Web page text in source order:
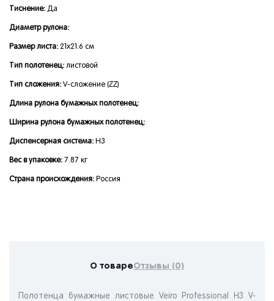
Тиснение: Да
Диаметр рулона:
Размер листа: 21x21.6 см
Тип полотенец: листовой
Тип сложения: V-сложение (ZZ)
Длина рулона бумажных полотенец:
Ширина рулона бумажных полотенец:
Диспенсерная система: H3
Вес в упаковке: 7.87 кг
Страна происхождения: Россия
О товареОтзывы (0)
Полотенца бумажные листовые Veiro Professional H3 V-